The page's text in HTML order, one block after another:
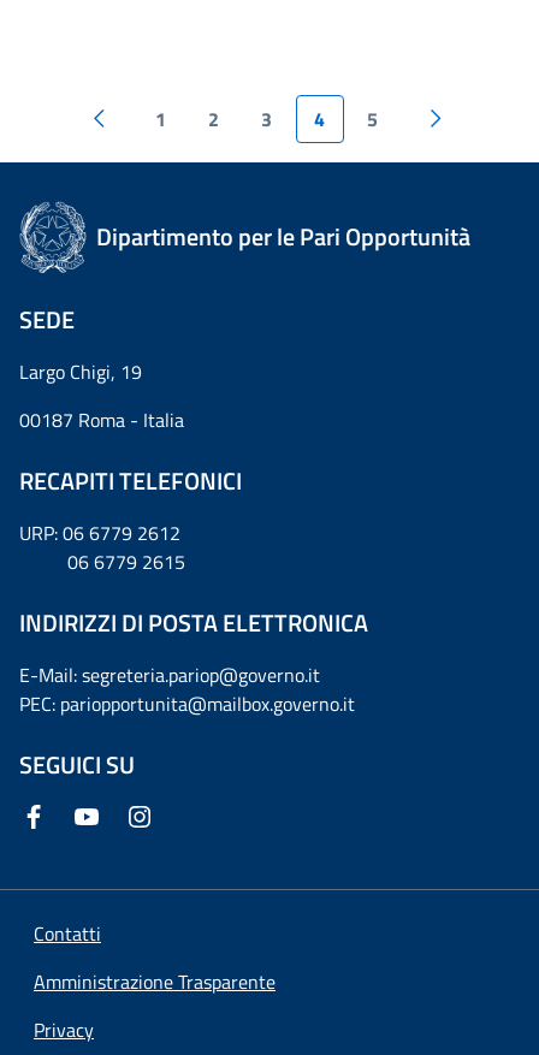
1 2 3 4 5
Dipartimento per le Pari Opportunità
SEDE
Largo Chigi, 19
00187 Roma - Italia
RECAPITI TELEFONICI
URP: 06 6779 2612
06 6779 2615
INDIRIZZI DI POSTA ELETTRONICA
E-Mail: segreteria.pariop@governo.it
PEC: pariopportunita@mailbox.governo.it
SEGUICI SU
Contatti
Amministrazione Trasparente
Privacy